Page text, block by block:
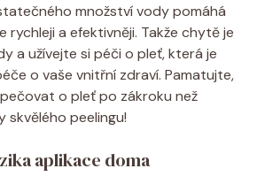
množství vody‍ pomáhá
rychleji a ⁤efektivněji. ‍Takže chytě je
a užívejte⁢ si⁢ péči o⁤ pleť, která je
o vaše ⁢vnitřní zdraví. Pamatujte,
o pleť‌ po zákroku než
skvělého peelingu!
aplikace doma